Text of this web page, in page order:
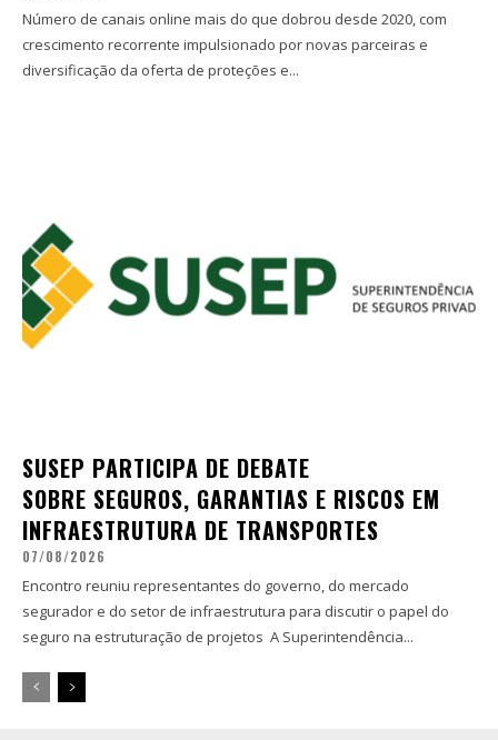
Número de canais online mais do que dobrou desde 2020, com
crescimento recorrente impulsionado por novas parceiras e
diversificação da oferta de proteções e...
SUSEP PARTICIPA DE DEBATE
SOBRE SEGUROS, GARANTIAS E RISCOS EM
INFRAESTRUTURA DE TRANSPORTES
07/08/2026
Encontro reuniu representantes do governo, do mercado
segurador e do setor de infraestrutura para discutir o papel do
seguro na estruturação de projetos A Superintendência...